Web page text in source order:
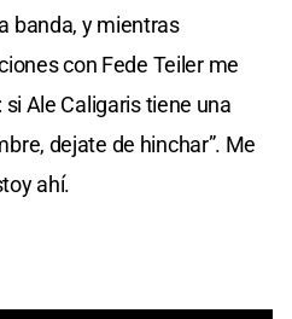
banda, y mientras
con Fede Teiler me
si Ale Caligaris tiene una
dejate de hinchar”. Me
ahí.